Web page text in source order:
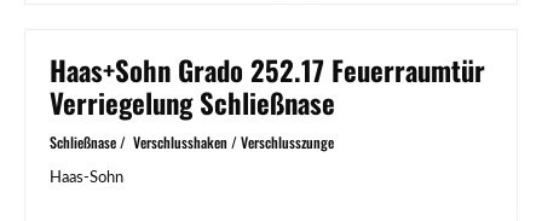
Haas+Sohn Grado 252.17 Feuerraumtür
Verriegelung Schließnase
Schließnase / Verschlusshaken / Verschlusszunge
Haas-Sohn